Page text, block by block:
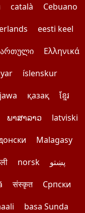
català
Cebuano
eesti keel
Ελληνικά
íslenskur
қазақ
ខ្មែរ
ພາສາລາວ
latviski
Malagasy
norsk
پښتو
संस्कृत
Српски
basa Sunda